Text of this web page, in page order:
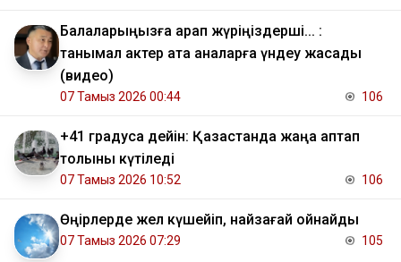
Балаларыңызға қарап жүріңіздерші... :
танымал актер ата аналарға үндеу жасады
(видео)
07 Тамыз 2026 00:44 106
+41 градусқа дейін: Қазақстанда жаңа аптап
толқыны күтіледі
07 Тамыз 2026 10:52 106
Өңірлерде жел күшейіп, найзағай ойнайды
07 Тамыз 2026 07:29 105